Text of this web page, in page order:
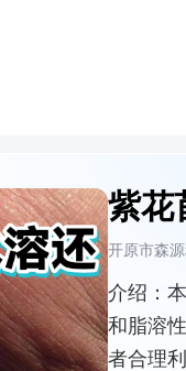
紫花
开原市森
介绍：
和脂溶
者合理